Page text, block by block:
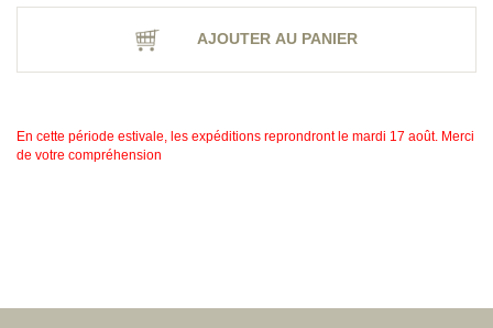
AJOUTER AU PANIER
En cette période estivale, les expéditions reprondront le mardi 17 août. Merci
de votre compréhension